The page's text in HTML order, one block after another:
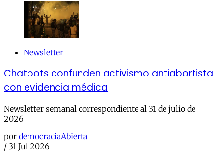
Newsletter
Chatbots confunden activismo antiabortista
con evidencia médica
Newsletter semanal correspondiente al 31 de julio de
2026
por democraciaAbierta
/ 31 Jul 2026